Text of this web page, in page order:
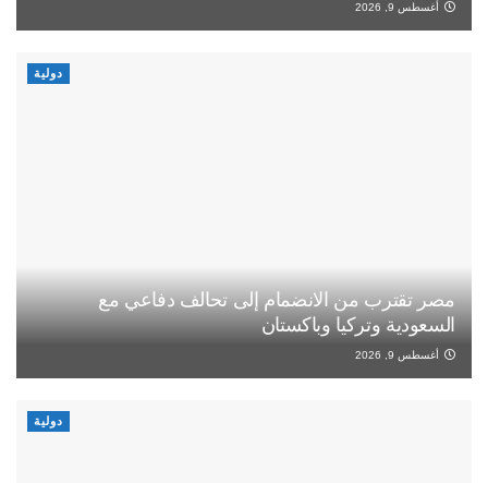
أغسطس 9, 2026
دولية
مصر تقترب من الانضمام إلى تحالف دفاعي مع
السعودية وتركيا وباكستان
أغسطس 9, 2026
دولية